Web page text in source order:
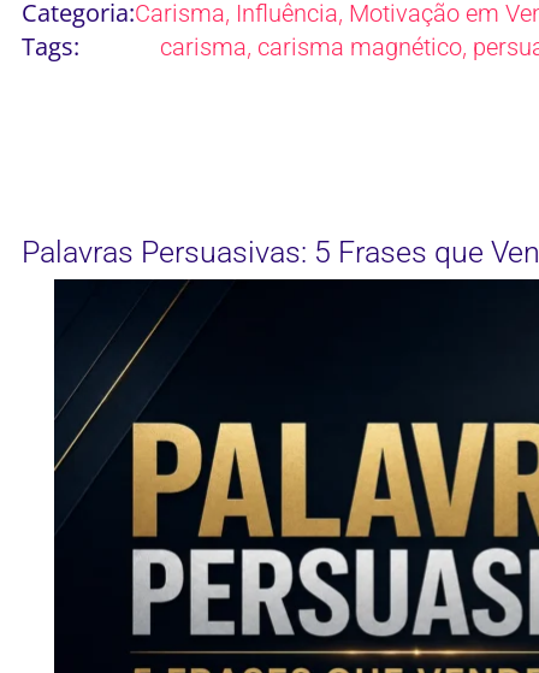
Categoria:Carisma, Influência, Motivação em
Tags: carisma, carisma magnético,
Palavras Persuasivas: 5 Frases que